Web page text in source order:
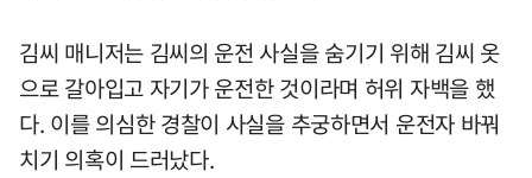
김씨 매니저는 김씨의 운전 사실을 숨기기 위해 김씨 옷
으로 갈아입고 자기가 운전한 것이라며 허위 자백을 했
다. 이를 의심한 경찰이 사실을 추궁하면서 운전자 바꿔
치기 의혹이 드러났다.